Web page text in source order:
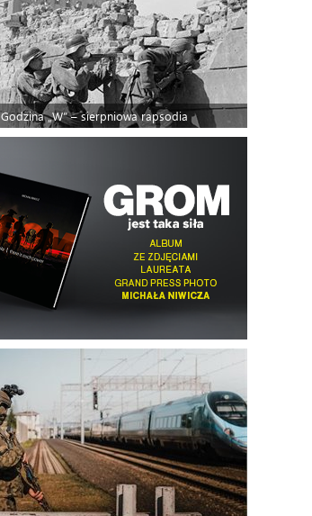
Godzina „W” – sierpniowa rapsodia